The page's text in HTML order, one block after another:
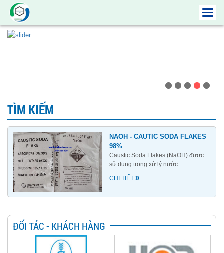
TÌM KIẾM
NAOH - CAUTIC SODA FLAKES
98%
Caustic Soda Flakes (NaOH) được
sử dụng trong xử lý nước...
CHI TIẾT»
ĐỐI TÁC - KHÁCH HÀNG